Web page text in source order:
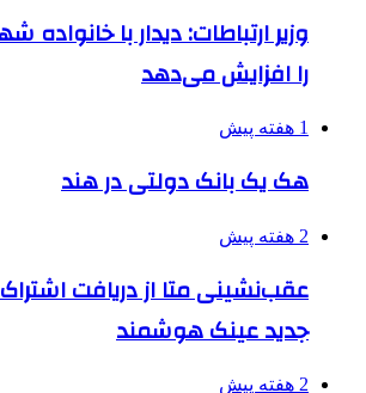
وزیر ارتباطات: دیدار با خانواده
را افزایش می‌دهد
1 هفته پیش
هک یک بانک دولتی در هند
2 هفته پیش
عقب‌نشینی متا از دریافت
جدید عینک هوشمند
2 هفته پیش